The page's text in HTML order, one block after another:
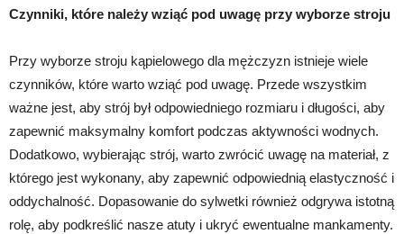
Czynniki, które należy wziąć pod uwagę przy wyborze stroju
Przy wyborze stroju kąpielowego dla mężczyzn istnieje wiele
czynników, które warto wziąć pod uwagę. Przede wszystkim
ważne jest, aby strój był odpowiedniego rozmiaru i długości, aby
zapewnić maksymalny komfort podczas aktywności wodnych.
Dodatkowo, wybierając strój, warto zwrócić uwagę na materiał, z
którego jest wykonany, aby zapewnić odpowiednią elastyczność i
oddychalność. Dopasowanie do sylwetki również odgrywa istotną
rolę, aby podkreślić nasze atuty i ukryć ewentualne mankamenty.